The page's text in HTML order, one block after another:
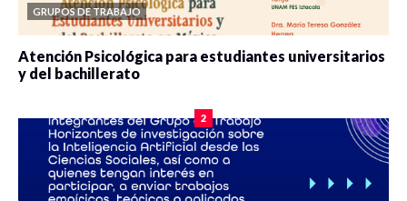
GRUPOS DE TRABAJO
Atención Psicológica para estudiantes universitarios
y del bachillerato
2